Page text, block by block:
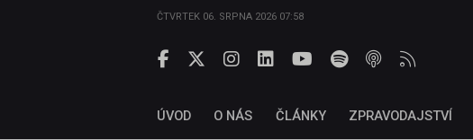
ČTVRTEK 06. SRPNA 2026 07:58
ÚVOD O NÁS ČLÁNKY ZPRAVODAJSTVÍ